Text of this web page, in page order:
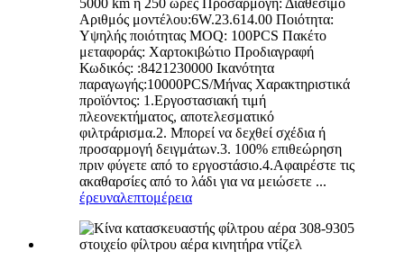
5000 km ή 250 ώρες Προσαρμογή: Διαθέσιμο
Αριθμός μοντέλου:6W.23.614.00 Ποιότητα:
Υψηλής ποιότητας MOQ: 100PCS Πακέτο
μεταφοράς: Χαρτοκιβώτιο Προδιαγραφή
Κωδικός: :8421230000 Ικανότητα
παραγωγής:10000PCS/Μήνας Χαρακτηριστικά
προϊόντος: 1.Εργοστασιακή τιμή
πλεονεκτήματος, αποτελεσματικό
φιλτράρισμα.2. Μπορεί να δεχθεί σχέδια ή
προσαρμογή δειγμάτων.3. 100% επιθεώρηση
πριν φύγετε από το εργοστάσιο.4.Αφαιρέστε τις
ακαθαρσίες από το λάδι για να μειώσετε ...
έρευναλεπτομέρεια